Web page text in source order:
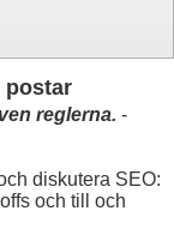
postar
reglerna. -
diskutera SEO:
och till och